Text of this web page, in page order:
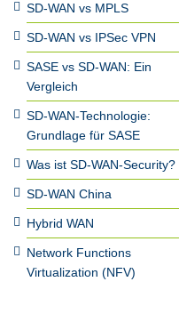
SD-WAN vs MPLS
SD-WAN vs IPSec VPN
SASE vs SD-WAN: Ein
Vergleich
SD-WAN-Technologie:
Grundlage für SASE
Was ist SD-WAN-Security?
SD-WAN China
Hybrid WAN
Network Functions
Virtualization (NFV)